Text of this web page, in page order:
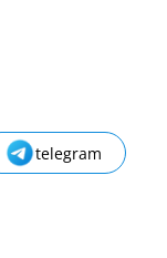
telegram